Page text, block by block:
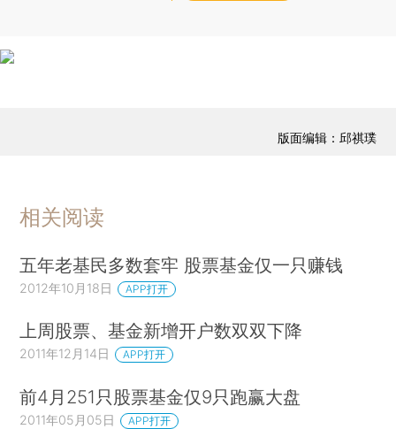
版面编辑：邱祺璞
相关阅读
五年老基民多数套牢 股票基金仅一只赚钱
2012年10月18日 APP打开
上周股票、基金新增开户数双双下降
2011年12月14日 APP打开
前4月251只股票基金仅9只跑赢大盘
2011年05月05日 APP打开